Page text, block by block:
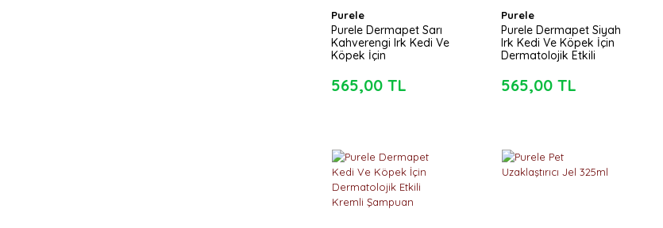
Purele
Purele Dermapet Sarı
Kahverengi Irk Kedi Ve
Köpek İçin
Kremli Şampuan
565,00 TL
Purele
Purele Dermapet Siyah
Irk Kedi Ve Köpek İçin
Dermatolojik Etkili
565,00 TL